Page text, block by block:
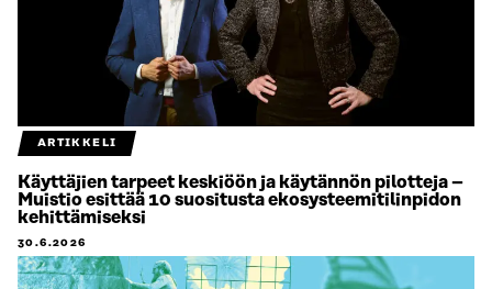
ARTIKKELI
Käyttäjien tarpeet keskiöön ja käytännön pilotteja –
Muistio esittää 10 suositusta ekosysteemitilinpidon
kehittämiseksi
30.6.2026